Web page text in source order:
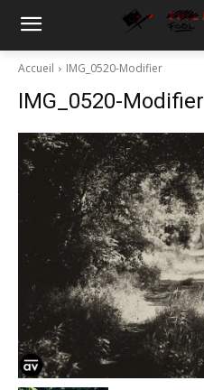
Accueil IMG_0520-Modifier
IMG_0520-Modifier